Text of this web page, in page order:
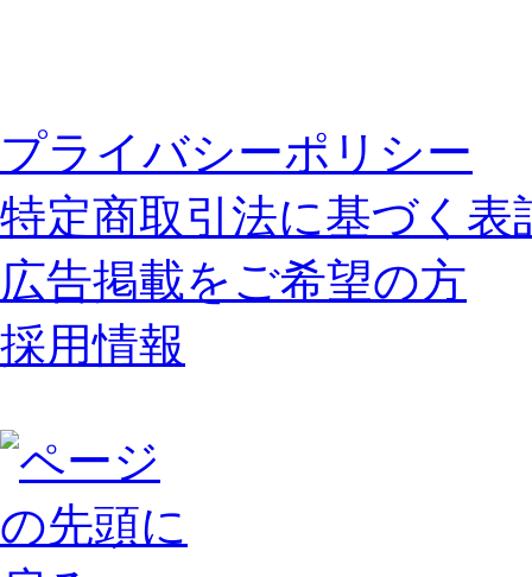
プライバシーポリシー
特定商取引法に基づく表
広告掲載をご希望の方
採用情報